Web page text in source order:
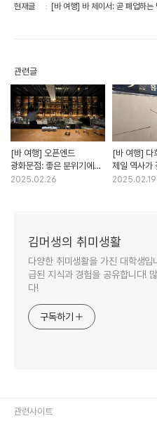
현재글 [바 여행] 바 체이서: 곧 폐업하는
관련글
[바 여행] 오픈엔드
광화문점: 좋은 분위기에
합리적인 가격을 가진
2025.02.26
[바 여행] 다
제일 역사가
2025.02.19
김머생의 취미생활
다양한 취미생활을 가진 대학생입
급된 지식과 경험을 공유합니다!
다!
구독하기
관련사이트